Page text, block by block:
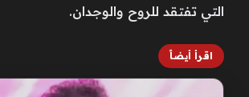
التي تفتقد للروح والوجدان.
اقرأ أيضاً